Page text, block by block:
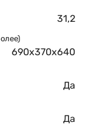
31,2
690х370х640
Да
Да